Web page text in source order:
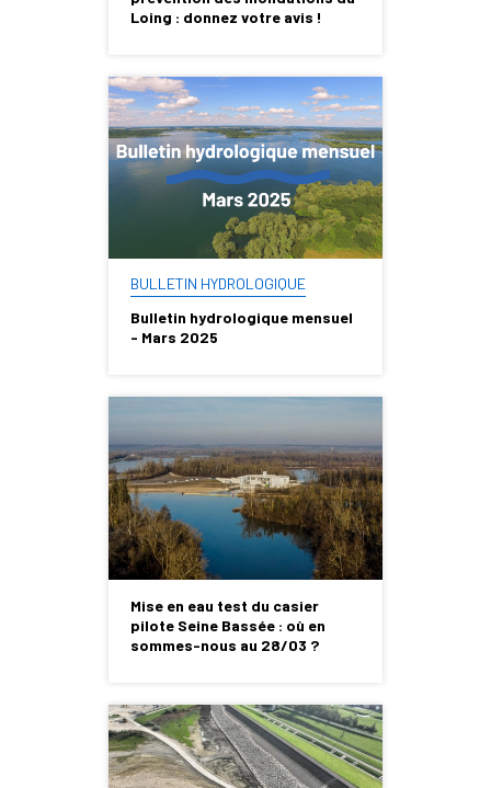
Loing : donnez votre avis !
BULLETIN HYDROLOGIQUE
Bulletin hydrologique mensuel
- Mars 2025
Mise en eau test du casier
pilote Seine Bassée : où en
sommes-nous au 28/03 ?